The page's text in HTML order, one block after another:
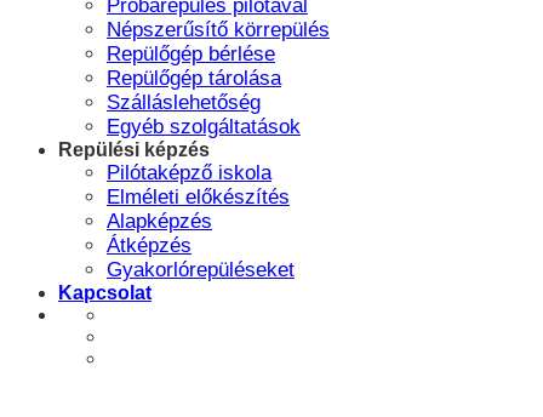
Próbarepülés pilótával
Népszerűsítő körrepülés
Repülőgép bérlése
Repülőgép tárolása
Szálláslehetőség
Egyéb szolgáltatások
Repülési képzés
Pilótaképző iskola
Elméleti előkészítés
Alapképzés
Átképzés
Gyakorlórepüléseket
Kapcsolat